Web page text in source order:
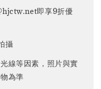
即享9折優
攝
線等因素，照片與實
為準